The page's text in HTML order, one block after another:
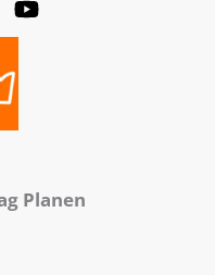
Planen